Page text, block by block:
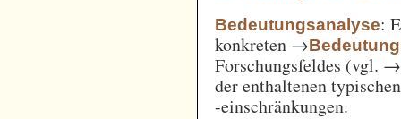
Bedeutungsanalyse:
konkreten →
Forschungsfeldes (vgl. →
der enthaltenen
-einschränkungen.